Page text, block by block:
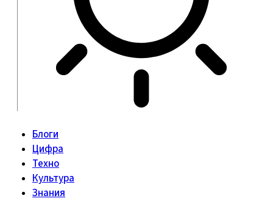
Блоги
Цифра
Техно
Культура
Знания